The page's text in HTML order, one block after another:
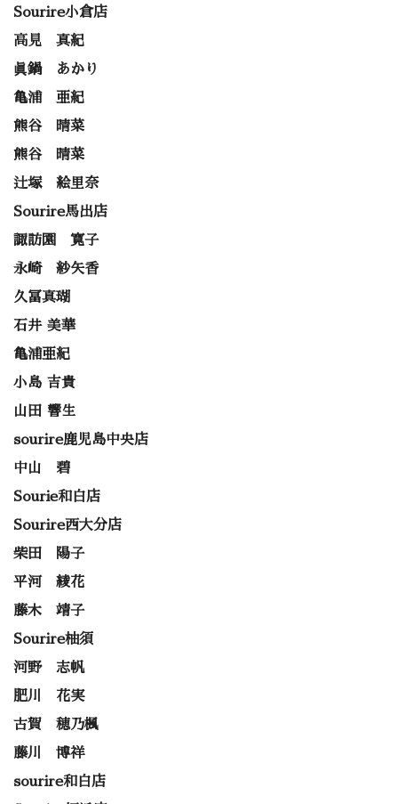
Sourire小倉店
高見 真紀
眞鍋 あかり
亀浦 亜紀
熊谷 晴菜
熊谷 晴菜
辻塚 絵里奈
Sourire馬出店
諏訪園 寛子
永崎 紗矢香
久冨真瑚
石井 美華
亀浦亜紀
小島 吉貴
山田 響生
sourire鹿児島中央店
中山 碧
Sourie和白店
Sourire西大分店
柴田 陽子
平河 綾花
藤木 靖子
Sourire柚須
河野 志帆
肥川 花実
古賀 穂乃楓
藤川 博祥
sourire和白店